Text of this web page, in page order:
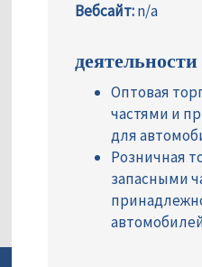
Вебсайт:n/a
деятельности
Оптовая
частями и
для
Розничная
запасными